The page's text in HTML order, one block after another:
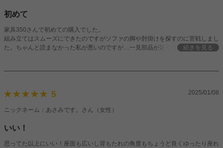
初めて
家具350さんで初めての購入でした。
組み立てはスムーズにできたのですがソファの脚や肘掛けを探すのに苦戦しまし
た。ちゃんと読まなかった私が悪いのですが…一見部品が足りないとなってしま
このお値段でソファが買えると思ってなかったのでとてもいい買い物ができまし
続きを見る
5 2025/01/08
ニックネーム：あさみです。さん（女性）
いい！
思ってた以上にいい！座面も広いし背もたれの角度もちょうど良くゆったり座れ